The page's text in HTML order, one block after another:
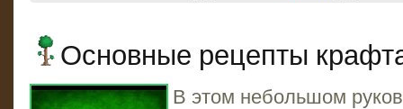
Основные рецепты
В этом небольшом